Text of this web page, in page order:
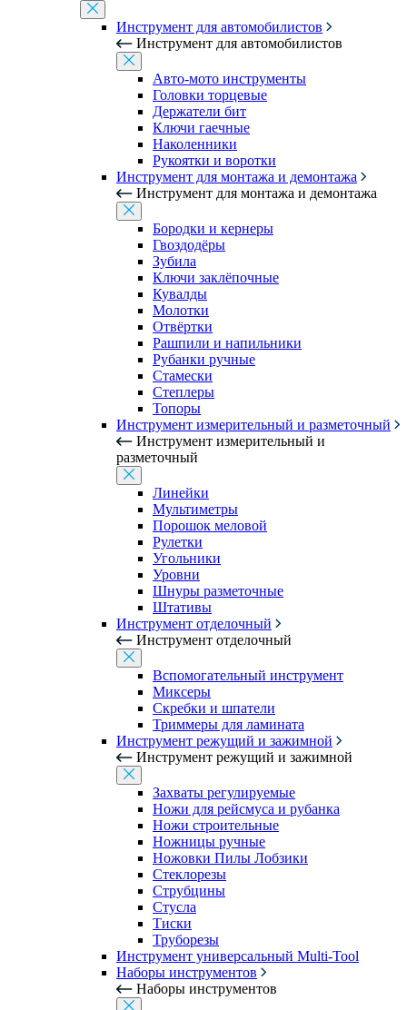
Инструмент для автомобилистов
Инструмент для автомобилистов
Авто-мото инструменты
Головки торцевые
Держатели бит
Ключи гаечные
Наколенники
Рукоятки и воротки
Инструмент для монтажа и демонтажа
Инструмент для монтажа и демонтажа
Бородки и кернеры
Гвоздодёры
Зубила
Ключи заклёпочные
Кувалды
Молотки
Отвёртки
Рашпили и напильники
Рубанки ручные
Стамески
Степлеры
Топоры
Инструмент измерительный и разметочный
Инструмент измерительный и
разметочный
Линейки
Мультиметры
Порошок меловой
Рулетки
Угольники
Уровни
Шнуры разметочные
Штативы
Инструмент отделочный
Инструмент отделочный
Вспомогательный инструмент
Миксеры
Скребки и шпатели
Триммеры для ламината
Инструмент режущий и зажимной
Инструмент режущий и зажимной
Захваты регулируемые
Ножи для рейсмуса и рубанка
Ножи строительные
Ножницы ручные
Ножовки Пилы Лобзики
Стеклорезы
Струбцины
Стусла
Тиски
Труборезы
Инструмент универсальный Multi-Tool
Наборы инструментов
Наборы инструментов